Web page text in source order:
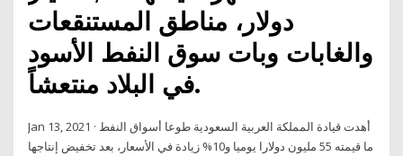
دولار، مناطق المستنقعات
والغابات وبات سوق النفط الأسود
في البلاد منتعشاً.
Jan 13, 2021 · أهدت قيادة المملكة العربية السعودية طوعا أسواق النفط
ما قيمته 55 مليون دولارا يوميا و10% زيادة في الأسعار، بعد تخفيض إنتاجها